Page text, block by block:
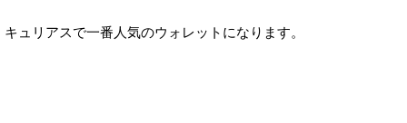
キュリアスで一番人気のウォレットになります。